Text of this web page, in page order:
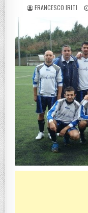
POSTED BY
FRANCESCO IRITI